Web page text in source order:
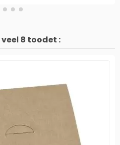
8 toodet :